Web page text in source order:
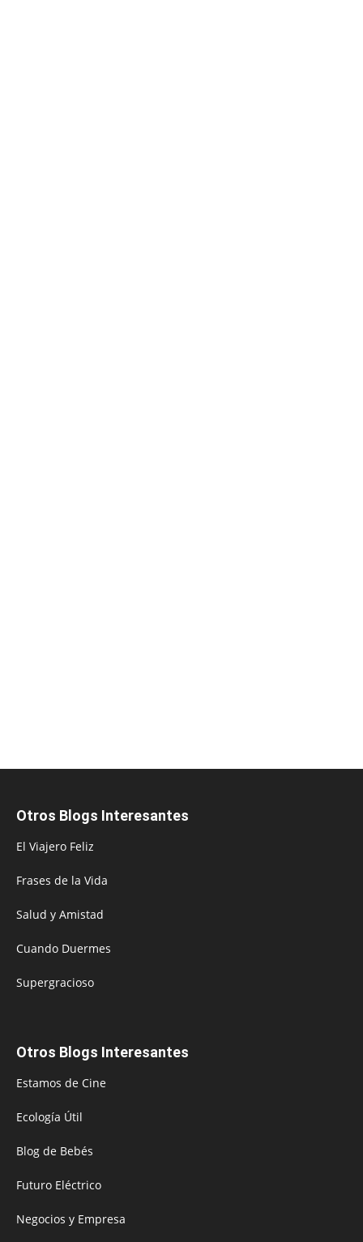
Otros Blogs Interesantes
El Viajero Feliz
Frases de la Vida
Salud y Amistad
Cuando Duermes
Supergracioso
Otros Blogs Interesantes
Estamos de Cine
Ecología Útil
Blog de Bebés
Futuro Eléctrico
Negocios y Empresa